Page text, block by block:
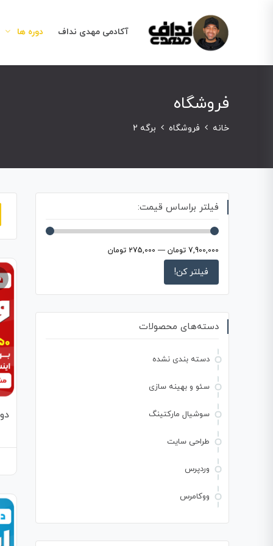
آکادمی مهدی نداف دوره ها
فروشگاه
خانه فروشگاه برگه 2
فیلتر براساس قیمت:
7,900,000 تومان — 275,000 تومان
فیلتر کن!
دسته‌های محصولات
دسته بندی نشده
سئو و بهینه سازی
سوشیال مارکتینگ
طراحی سایت
وردپرس
ووکامرس